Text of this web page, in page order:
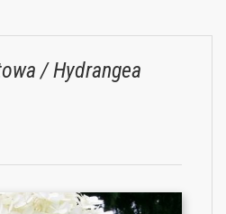
/ Hydrangea